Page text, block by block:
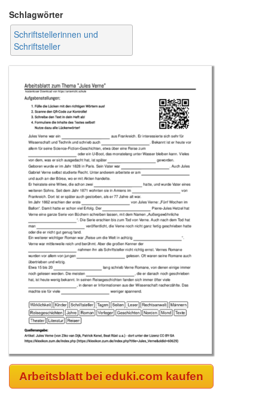
Schlagwörter
Schriftstellerinnen und
Schriftsteller
Arbeitsblatt bei eduki.com kaufen